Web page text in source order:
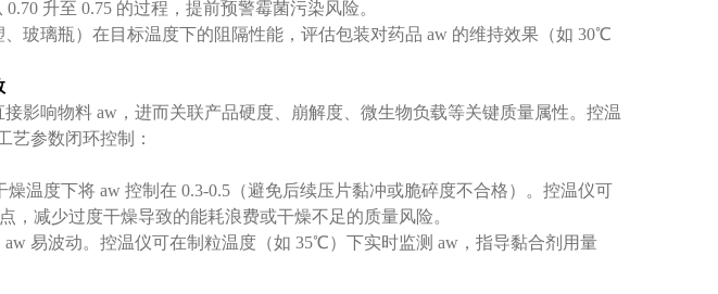
升至 0.75 的过程，提前预警霉菌污染风险。
、玻璃瓶）在目标温度下的阻隔性能，评估包装对药品 aw 的维持效果（如 30℃
影响物料 aw，进而关联产品硬度、崩解度、微生物负载等关键质量属性。控温
艺参数闭环控制：
温度下将 aw 控制在 0.3-0.5（避免后续压片黏冲或脆碎度不合格）。控温仪可
减少过度干燥导致的能耗浪费或干燥不足的质量风险。
aw 易波动。控温仪可在制粒温度（如 35℃）下实时监测 aw，指导黏合剂用量